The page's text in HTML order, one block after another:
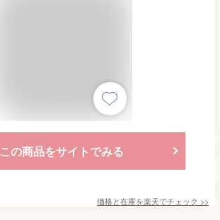
この商品をサイトでみる
価格と在庫を楽天でチェック >>